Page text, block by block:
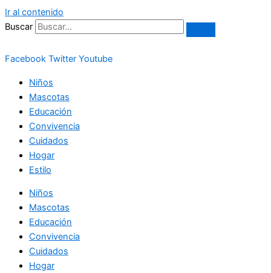
Ir al contenido
Buscar
Facebook Twitter Youtube
Niños
Mascotas
Educación
Convivencia
Cuidados
Hogar
Estilo
Niños
Mascotas
Educación
Convivencia
Cuidados
Hogar